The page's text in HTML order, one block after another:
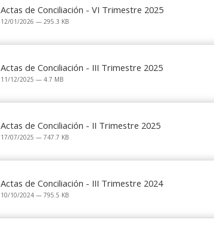
Actas de Conciliación - VI Trimestre 2025
12/01/2026 — 295.3 KB
Actas de Conciliación - III Trimestre 2025
11/12/2025 — 4.7 MB
Actas de Conciliación - II Trimestre 2025
17/07/2025 — 747.7 KB
Actas de Conciliación - III Trimestre 2024
10/10/2024 — 795.5 KB